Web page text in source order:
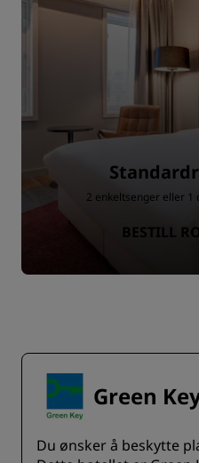
2 enkeltsenger eller 1
BESTILL
Green
Du ønsker å beskytte